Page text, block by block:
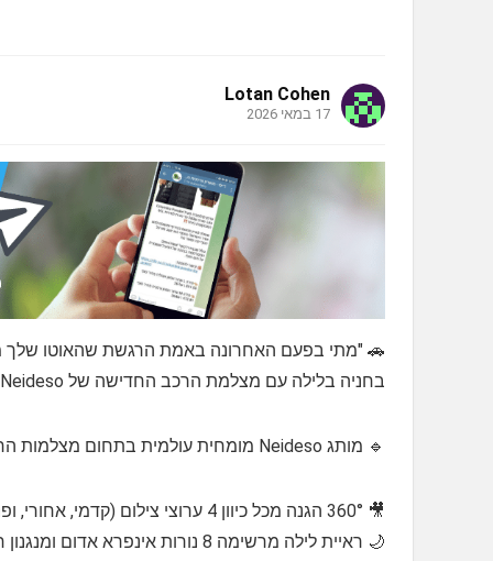
Lotan Cohen
17 במאי 2026
🚗 "מתי בפעם האחרונה באמת הרגשת שהאוטו שלך
בחניה בלילה עם מצלמת הרכב החדישה של Neideso, יש לכם עיניים בכל פינה, בכל זמן!
🔹 מותג Neideso מומחית עולמית בתחום מצלמות הרכב המתקדמות, המשלבות איכות, חדשנות ואמינות מקסימלית.
🎥 360° הגנה מכל כיוון 4 ערוצי צילום (קדמי, אחורי, ופנימי x2) ומצלמות מסתובבות להתאמה אישית.​
🌙 ראיית לילה מרשימה 8 נורות אינפרא אדום ומנגנון חכם למניעת סינוור והבהקה, לתיעוד ברור גם בחושך.​